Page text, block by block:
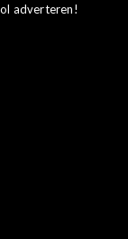
adverteren!